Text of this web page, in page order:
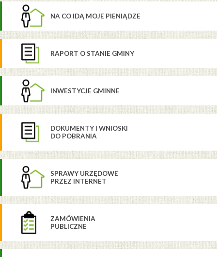
NA CO IDĄ MOJE PIENIĄDZE
RAPORT O STANIE GMINY
INWESTYCJE GMINNE
DOKUMENTY I WNIOSKI
DO POBRANIA
SPRAWY URZĘDOWE
PRZEZ INTERNET
ZAMÓWIENIA
PUBLICZNE